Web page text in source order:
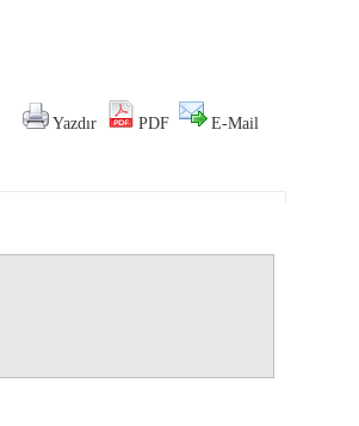
Yazdır PDF E-Mail